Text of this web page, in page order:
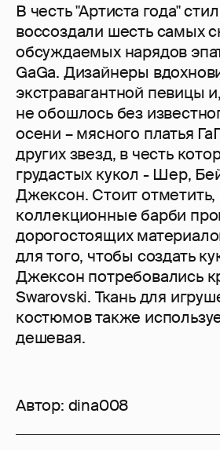
В честь "Артиста года"
воссоздали шесть самых
обсуждаемых нарядов
GaGa. Дизайнеры
экстравагантной певицы
не обошлось без
осени – мясного платья
других звезд, в честь
грудастых кукол - Шер,
Джексон. Стоит отметить,
коллекционные барби
дорогостоящих
для того, чтобы создать
Джексон потребовались
Swarovski. Ткань для
костюмов также
дешевая.
Автор: dina008